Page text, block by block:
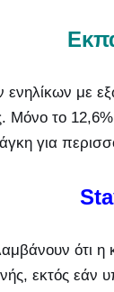
ενηλίκων με
Μόνο το
για
ότι η
εκτός